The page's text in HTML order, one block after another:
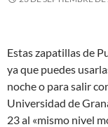
Estas zapatillas de
ya que puedes
noche o para salir
Universidad de
23 al «mismo nivel